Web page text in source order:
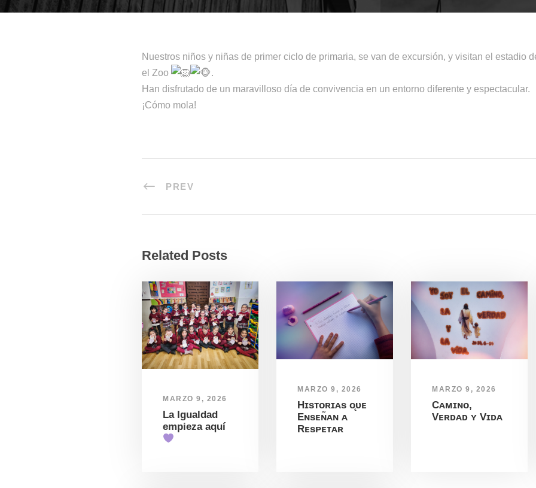
Nuestros niños y niñas de primer ciclo de primaria, se van de excursión, y visitan el estadio
el Zoo
.
Han disfrutado de un maravilloso día de convivencia en un entorno diferente y espectacular.
¡Cómo mola!
PREV
Related Posts
MARZO 9, 2026
La Igualdad
empieza aquí
MARZO 9, 2026
Hɪsᴛᴏʀɪᴀs ᴏ̨ᴜᴇ
Eɴsᴇɴ̃ᴀɴ ᴀ
Rᴇsᴘᴇᴛᴀʀ
MARZO 9, 2026
Cᴀᴍɪɴᴏ,
Vᴇʀᴅᴀᴅ ʏ Vɪᴅᴀ